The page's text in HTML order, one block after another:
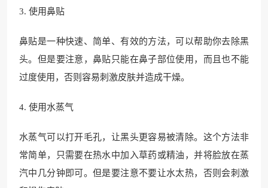
3. 使用鼻贴
鼻贴是一种快速、简单、有效的方法，可以帮助你去除黑
头。但是要注意，鼻贴只能在鼻子部位使用，而且也不能
过度使用，否则容易刺激皮肤并造成干燥。
4. 使用水蒸气
水蒸气可以打开毛孔，让黑头更容易被清除。这个方法非
常简单，只需要在热水中加入草药或精油，并将脸放在蒸
汽中几分钟即可。但是要注意不要让水太热，否则会刺激